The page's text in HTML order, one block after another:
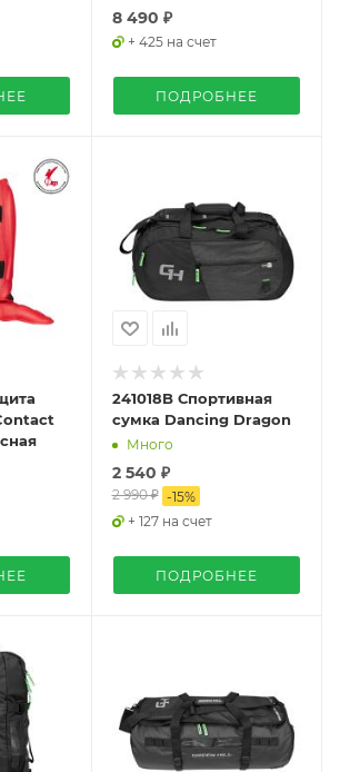
8 490 ₽
+ 425 на счет
ПОДРОБНЕЕ
241018B Спортивная
сумка Dancing Dragon
Много
2 540 ₽
2 990 ₽ -15%
+ 127 на счет
ПОДРОБНЕЕ